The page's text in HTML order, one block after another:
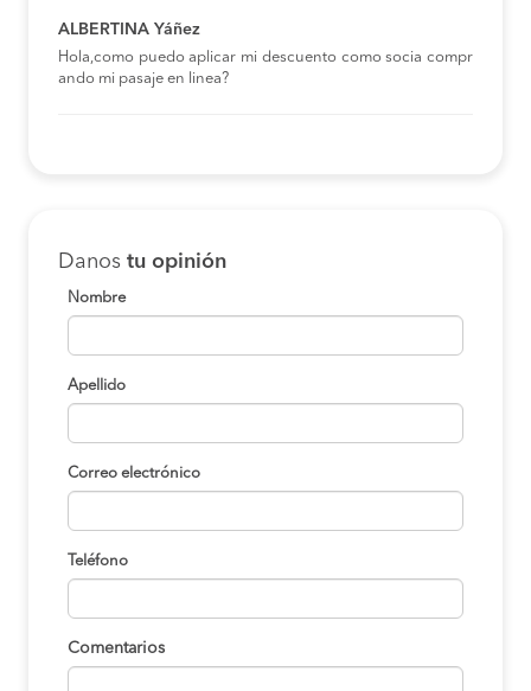
ALBERTINA Yáñez
Hola,como puedo aplicar mi descuento como socia compr
ando mi pasaje en linea?
Danos tu opinión
Nombre
Apellido
Correo electrónico
Teléfono
Comentarios